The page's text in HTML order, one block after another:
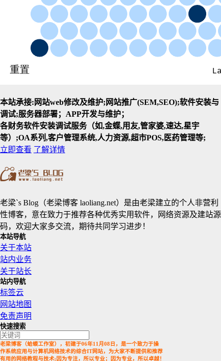
本站承接:网站web修改及维护;网站推广(SEM,SEO);软件安装与
调试;服务器部署；APP开发与维护；
各财务软件安装调试服务（如,金蝶,用友,管家婆,速达,星宇
等）;OA系列,客户管理系统,人力资源,超市POS,医药管理等;
立即查看 了解详情
老梁`s Blog（老梁博客 laoliang.net）是由老梁建立的个人非营利
性博客，意在致力于推荐各种优秀实用软件，网络资源及建站源
码，欢迎大家多交流，期待共同学习进步！
本站导航
关于本站
站内业务
关于站长
站内导航
标签云
网站地图
免责声明
快速搜索
老梁博客（蛤蟆工作室），初建于06年11月08日，是一个致力于操
作系统应用与计算机网络技术的综合IT网站，为大家不断提供和推荐
有用的网络教程与技术;因为专注，所以专业；因为专业，所以卓越！